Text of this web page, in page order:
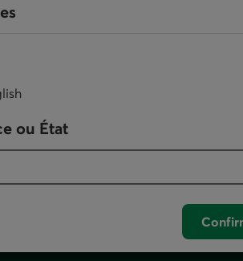
ou État
votre logiciel de téléphonie par